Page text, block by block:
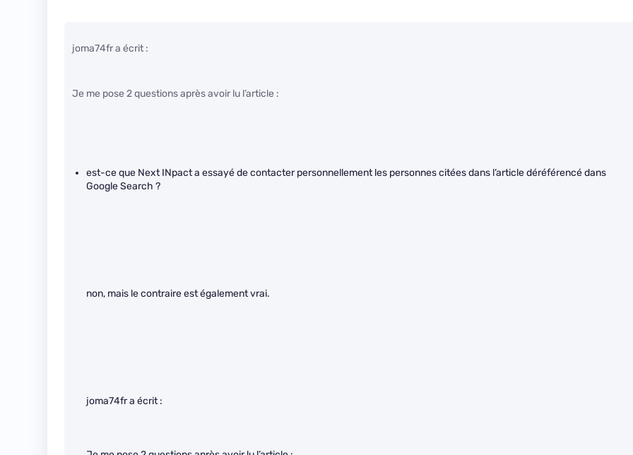
joma74fr a écrit :
Je me pose 2 questions après avoir lu l’article :
est-ce que Next INpact a essayé de contacter personnellement les personnes citées dans l’article déréférencé dans
Google Search ?
non, mais le contraire est également vrai.
joma74fr a écrit :